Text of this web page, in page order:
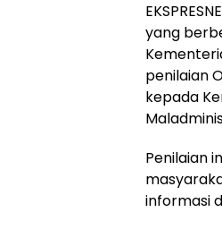
yang
penilaian
kepada
Penilaian
informasi